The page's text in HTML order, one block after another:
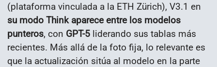
(plataforma vinculada a la ETH Zürich), V3.1 en
su modo Think aparece entre los modelos
punteros, con GPT-5 liderando sus tablas más
recientes. Más allá de la foto fija, lo relevante es
que la actualización sitúa al modelo en la parte